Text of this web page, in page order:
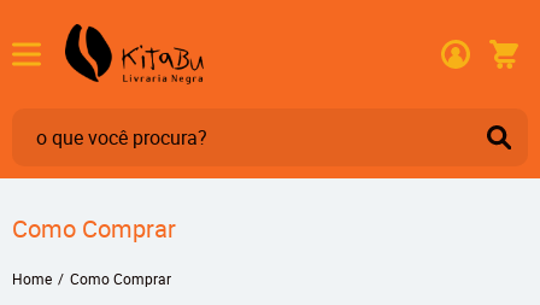
Como Comprar
Home Como Comprar